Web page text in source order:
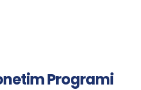
Programi